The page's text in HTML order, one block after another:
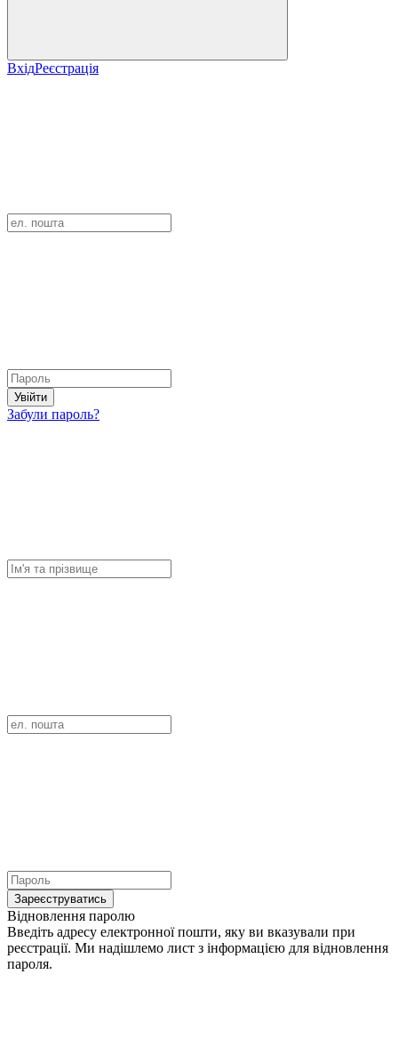
ВхідРеєстрація
Увійти
Забули пароль?
Зареєструватись
Відновлення паролю
Введіть адресу електронної пошти, яку ви вказували при
реєстрації. Ми надішлемо лист з інформацією для відновлення
пароля.